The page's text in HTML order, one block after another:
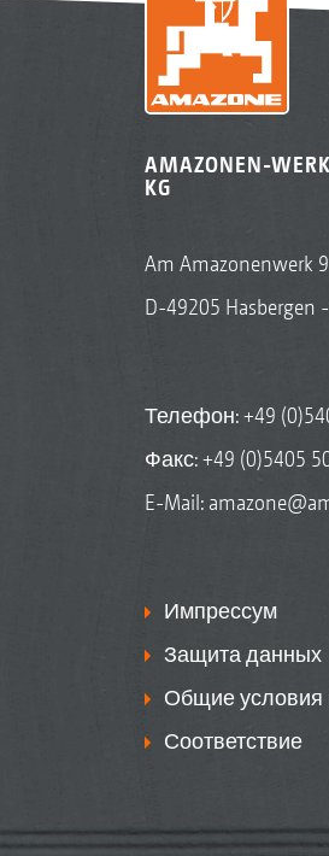
AMAZONEN-
KG
Am Amazonenwerk
D-49205 Hasbergen
Телефон:+49
Факс: +49 (0)5405
E-Mail:
Импрессум
Защита данных
Общие условия
Соответствие